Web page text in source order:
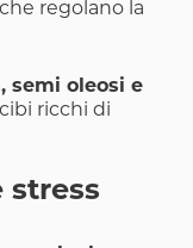
regolano la
semi oleosi e
ricchi di
stress